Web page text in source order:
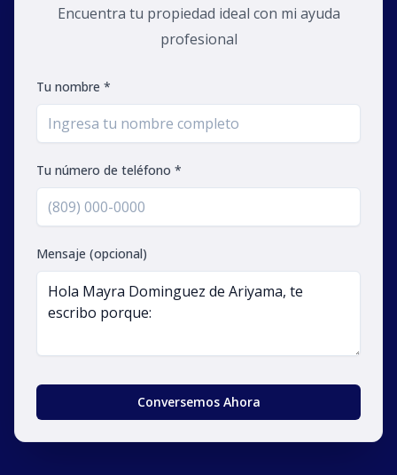
Encuentra tu propiedad ideal con mi ayuda
profesional
Tu nombre *
Tu número de teléfono *
Mensaje (opcional)
Conversemos Ahora